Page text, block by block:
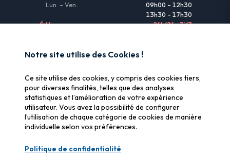
Lun. – Ven.
09h00 – 12h30
13h30 – 17h30
Urgences
24h/24 • 7j/7
LIENS UTILES
Assurance & remboursement
Pourquoi SOS Data Recovery
Gérer les cookies
CERTIFICATIONS
Notre site utilise des Cookies !
Ce site utilise des cookies, y compris des cookies tiers,
pour diverses finalités, telles que des analyses
statistiques et l’amélioration de votre expérience
utilisateur. Vous avez la possibilité de configurer
l’utilisation de chaque catégorie de cookies de manière
individuelle selon vos préférences.
Politique de confidentialité